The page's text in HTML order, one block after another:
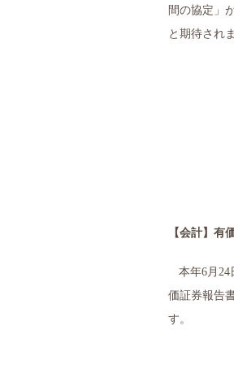
間の協定」
と期待され
【会計】 有
本年6月24
価証券報告
す。